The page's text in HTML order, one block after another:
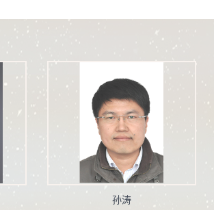
人才
孙涛